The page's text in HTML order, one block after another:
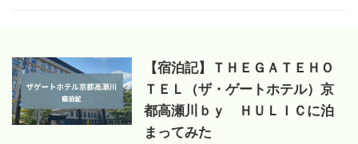
【宿泊記】ＴＨＥＧＡＴＥＨＯ
ＴＥＬ（ザ・ゲートホテル）京
都高瀬川ｂｙ ＨＵＬＩＣに泊
まってみた